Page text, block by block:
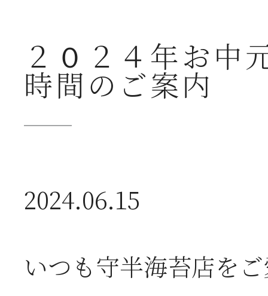
2026年07月23日
２０２４年お中
時間のご案内
2024.06.15
いつも守半海苔店を